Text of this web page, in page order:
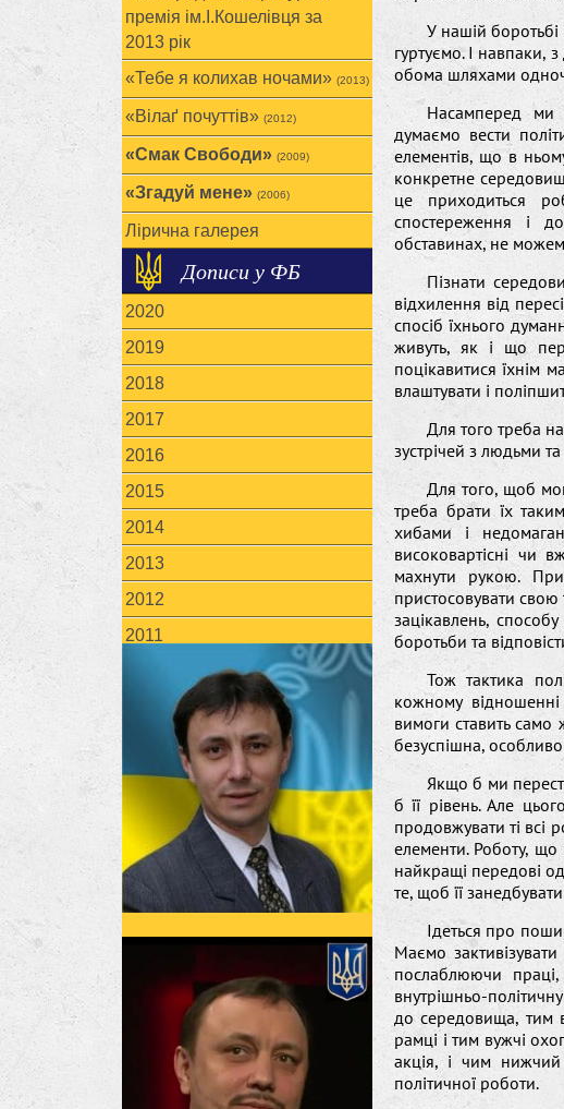
премія ім.І.Кошелівця за
2013 рік
«Тебе я колихав ночами» (2013)
«Вілаґ почуттів» (2012)
«Смак Свободи» (2009)
«Згадуй мене» (2006)
Лірична галерея
Дописи у ФБ
2020
2019
2018
2017
2016
2015
2014
2013
2012
2011
У нашій
гуртуємо. І
обома шляхами
Насамперед ми
думаємо вести
елементів, що в
конкретне
це приходиться
спостереження і
обставинах, не
Пізнати
відхилення від
спосіб їхнього
живуть, як і що
поцікавитися їхнім
влаштувати і
Для того треба
зустрічей з людьми
Для того, щоб
треба брати їх
хибами і
високовартісні чи
махнути рукою.
пристосовувати свою
зацікавлень,
боротьби та
Тож тактика
кожному
вимоги ставить само
безуспішна,
Якщо б ми
б її рівень. Але
продовжувати ті всі
елементи. Роботу, що
найкращі передові
те, щоб її
Ідеться про
Маємо
послаблюючи
внутрішньо-
до середовища, тим
рамці і тим вужчі
акція, і чим нижчий
політичної роботи.